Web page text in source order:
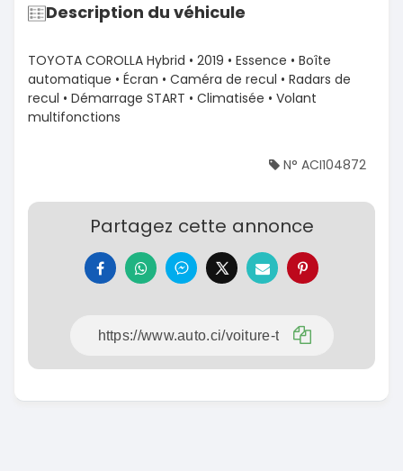
Description du véhicule
TOYOTA COROLLA Hybrid • 2019 • Essence • Boîte
automatique • Écran • Caméra de recul • Radars de
recul • Démarrage START • Climatisée • Volant
multifonctions
N° ACI104872
Partagez cette annonce